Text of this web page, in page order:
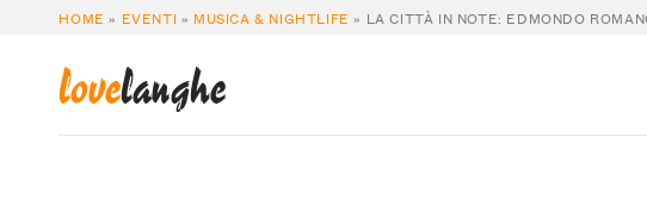
HOME » EVENTI » MUSICA & NIGHTLIFE » LA CITTÀ IN NOTE: EDMONDO
lovelanghe